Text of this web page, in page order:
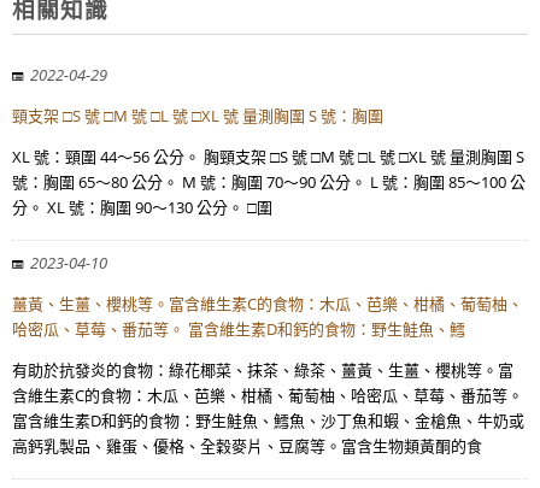
相關知識
2022-04-29
頸支架 □S 號 □M 號 □L 號 □XL 號 量測胸圍 S 號：胸圍
XL 號：頸圍 44～56 公分。 胸頸支架 □S 號 □M 號 □L 號 □XL 號 量測胸圍 S
號：胸圍 65～80 公分。 M 號：胸圍 70～90 公分。 L 號：胸圍 85～100 公
分。 XL 號：胸圍 90～130 公分。 □圍
2023-04-10
薑黃、生薑、櫻桃等。富含維生素C的食物：木瓜、芭樂、柑橘、葡萄柚、
哈密瓜、草莓、番茄等。 富含維生素D和鈣的食物：野生鮭魚、鱈
有助於抗發炎的食物：綠花椰菜、抹茶、綠茶、薑黃、生薑、櫻桃等。富
含維生素C的食物：木瓜、芭樂、柑橘、葡萄柚、哈密瓜、草莓、番茄等。
富含維生素D和鈣的食物：野生鮭魚、鱈魚、沙丁魚和蝦、金槍魚、牛奶或
高鈣乳製品、雞蛋、優格、全穀麥片、豆腐等。富含生物類黃酮的食